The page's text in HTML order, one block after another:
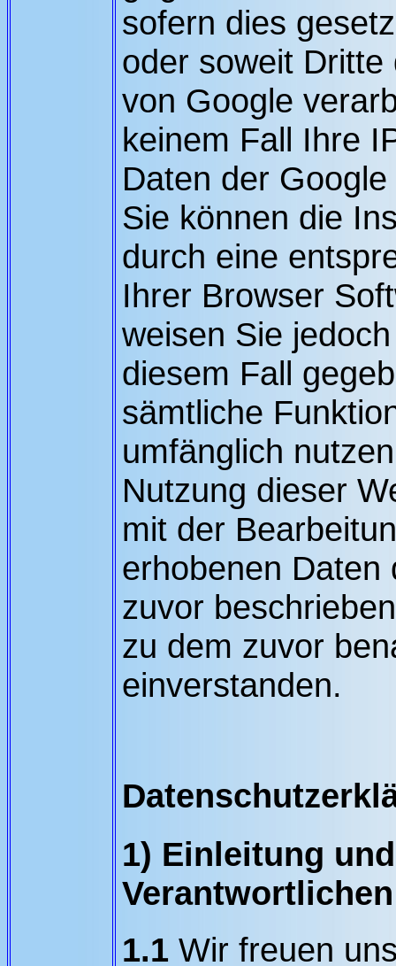
sofern dies
oder soweit
von Google
keinem Fall Ihre
Daten der
Sie können die
durch eine
Ihrer Browser
weisen Sie
diesem Fall
sämtliche
umfänglich
Nutzung dieser
mit der
erhobenen Daten
zuvor
zu dem zuvor
einverstanden.
1) Einleitung
Verantwortlichen
1.1 Wir freuen